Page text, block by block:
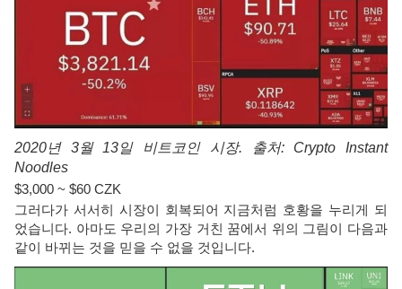
2020년 3월 13일 비트코인 ​​시장. 출처: Crypto Instant
Noodles
$3,000 ~ $60 CZK
그러다가 서서히 시장이 회복되어 지금처럼 호황을 누리게 되
었습니다. 아마도 우리의 가장 거친 꿈에서 위의 그림이 다음과
같이 바뀌는 것을 믿을 수 없을 것입니다.